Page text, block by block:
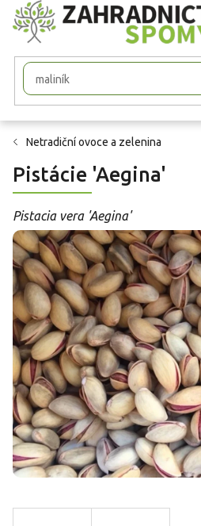
Přejít
na
obsah
Netradiční ovoce a zelenina
Pistácie 'Aegina'
Pistacia vera 'Aegina'